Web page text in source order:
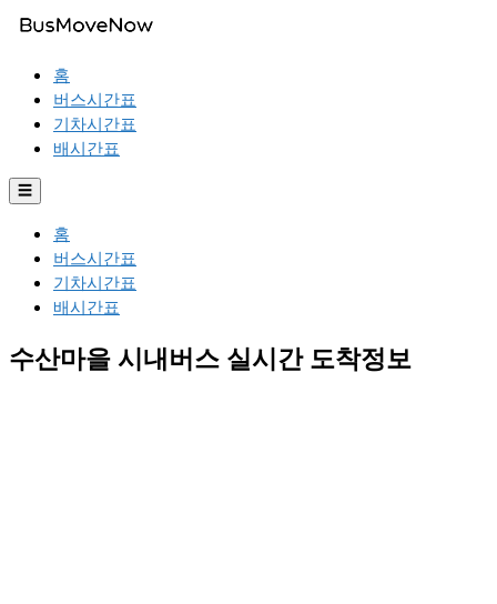
홈
버스시간표
기차시간표
배시간표
☰
홈
버스시간표
기차시간표
배시간표
수산마을 시내버스 실시간 도착정보